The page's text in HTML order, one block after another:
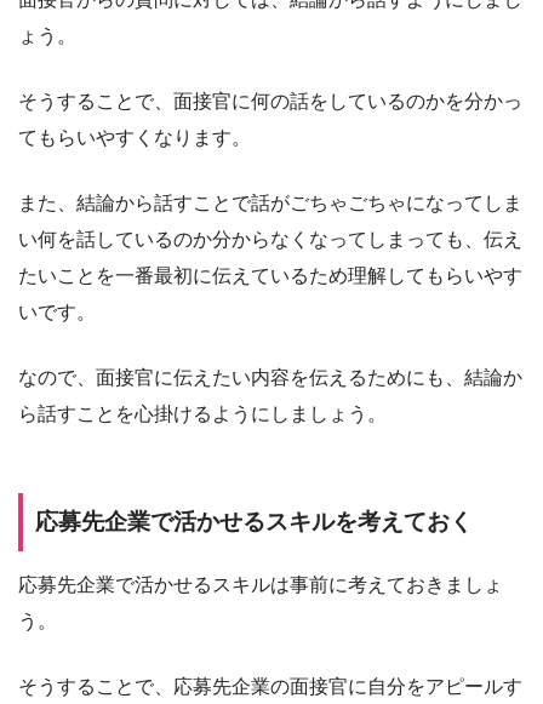
ょう。
そうすることで、面接官に何の話をしているのかを分かっ
てもらいやすくなります。
また、結論から話すことで話がごちゃごちゃになってしま
い何を話しているのか分からなくなってしまっても、伝え
たいことを一番最初に伝えているため理解してもらいやす
いです。
なので、面接官に伝えたい内容を伝えるためにも、結論か
ら話すことを心掛けるようにしましょう。
応募先企業で活かせるスキルを考えておく
応募先企業で活かせるスキルは事前に考えておきましょ
う。
そうすることで、応募先企業の面接官に自分をアピールす